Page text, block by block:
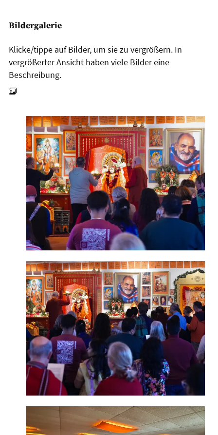
Bildergalerie
Klicke/tippe auf Bilder, um sie zu vergrößern. In
vergrößerter Ansicht haben viele Bilder eine
Beschreibung.